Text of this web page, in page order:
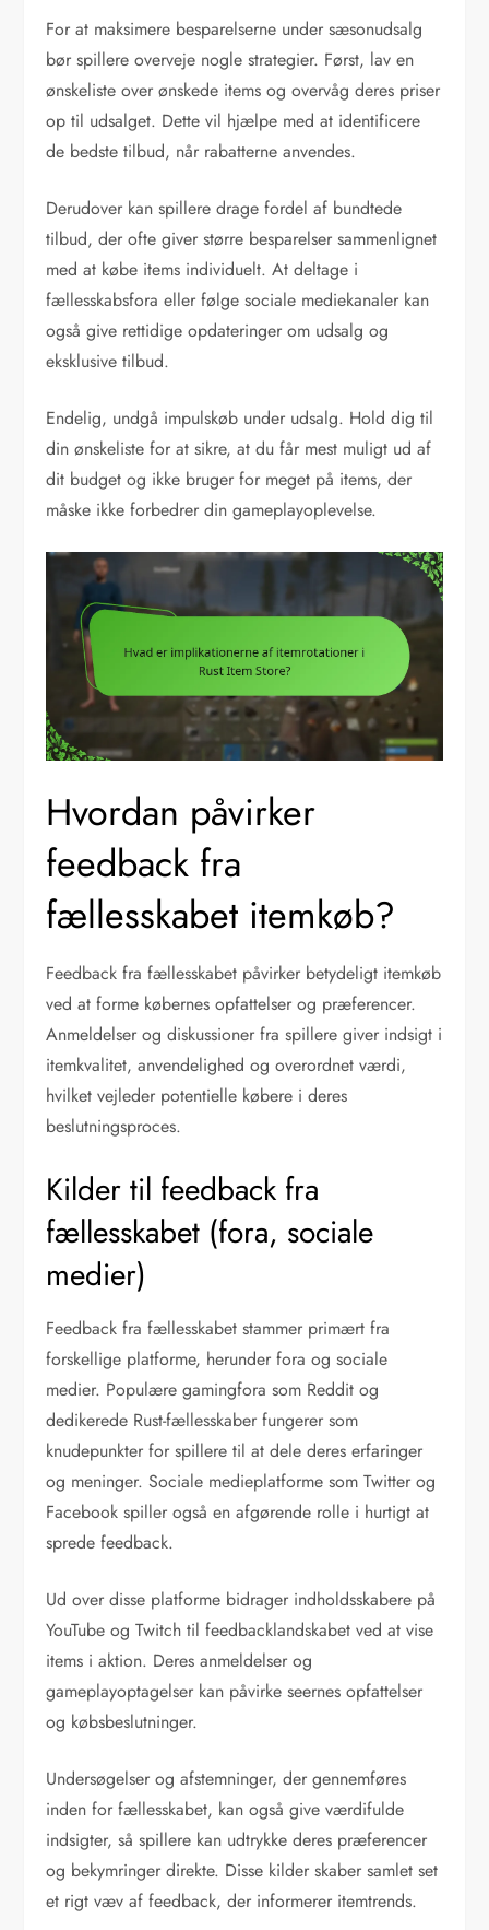
For at maksimere besparelserne under sæsonudsalg
bør spillere overveje nogle strategier. Først, lav en
ønskeliste over ønskede items og overvåg deres priser
op til udsalget. Dette vil hjælpe med at identificere
de bedste tilbud, når rabatterne anvendes.
Derudover kan spillere drage fordel af bundtede
tilbud, der ofte giver større besparelser sammenlignet
med at købe items individuelt. At deltage i
fællesskabsfora eller følge sociale mediekanaler kan
også give rettidige opdateringer om udsalg og
eksklusive tilbud.
Endelig, undgå impulskøb under udsalg. Hold dig til
din ønskeliste for at sikre, at du får mest muligt ud af
dit budget og ikke bruger for meget på items, der
måske ikke forbedrer din gameplayoplevelse.
Hvordan påvirker
feedback fra
fællesskabet itemkøb?
Feedback fra fællesskabet påvirker betydeligt itemkøb
ved at forme købernes opfattelser og præferencer.
Anmeldelser og diskussioner fra spillere giver indsigt i
itemkvalitet, anvendelighed og overordnet værdi,
hvilket vejleder potentielle købere i deres
beslutningsproces.
Kilder til feedback fra
fællesskabet (fora, sociale
medier)
Feedback fra fællesskabet stammer primært fra
forskellige platforme, herunder fora og sociale
medier. Populære gamingfora som Reddit og
dedikerede Rust-fællesskaber fungerer som
knudepunkter for spillere til at dele deres erfaringer
og meninger. Sociale medieplatforme som Twitter og
Facebook spiller også en afgørende rolle i hurtigt at
sprede feedback.
Ud over disse platforme bidrager indholdsskabere på
YouTube og Twitch til feedbacklandskabet ved at vise
items i aktion. Deres anmeldelser og
gameplayoptagelser kan påvirke seernes opfattelser
og købsbeslutninger.
Undersøgelser og afstemninger, der gennemføres
inden for fællesskabet, kan også give værdifulde
indsigter, så spillere kan udtrykke deres præferencer
og bekymringer direkte. Disse kilder skaber samlet set
et rigt væv af feedback, der informerer itemtrends.